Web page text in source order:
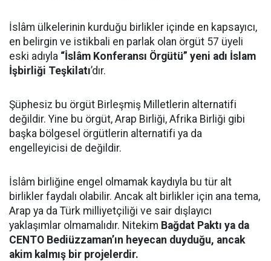
İslâm ülkelerinin kurduğu birlikler içinde en kapsayıcı,
en belirgin ve istikbali en parlak olan örgüt 57 üyeli
eski adıyla “İslâm Konferansı Örgütü” yeni adı İslam
İşbirliği Teşkilatı’dır.
Şüphesiz bu örgüt Birleşmiş Milletlerin alternatifi
değildir. Yine bu örgüt, Arap Birliği, Afrika Birliği gibi
başka bölgesel örgütlerin alternatifi ya da
engelleyicisi de değildir.
İslâm birliğine engel olmamak kaydıyla bu tür alt
birlikler faydalı olabilir. Ancak alt birlikler için ana tema,
Arap ya da Türk milliyetçiliği ve sair dışlayıcı
yaklaşımlar olmamalıdır. Nitekim Bağdat Paktı ya da
CENTO Bediüzzaman’ın heyecan duyduğu, ancak
akim kalmış bir projelerdir.